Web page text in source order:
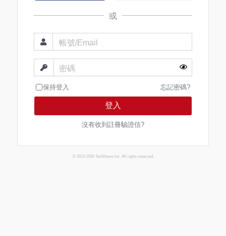
或
帳號/Email
密碼
保持登入 忘記密碼?
登入
沒有收到註冊驗證信?
© 2013-2026 TechNews Inc. All rights reserved.